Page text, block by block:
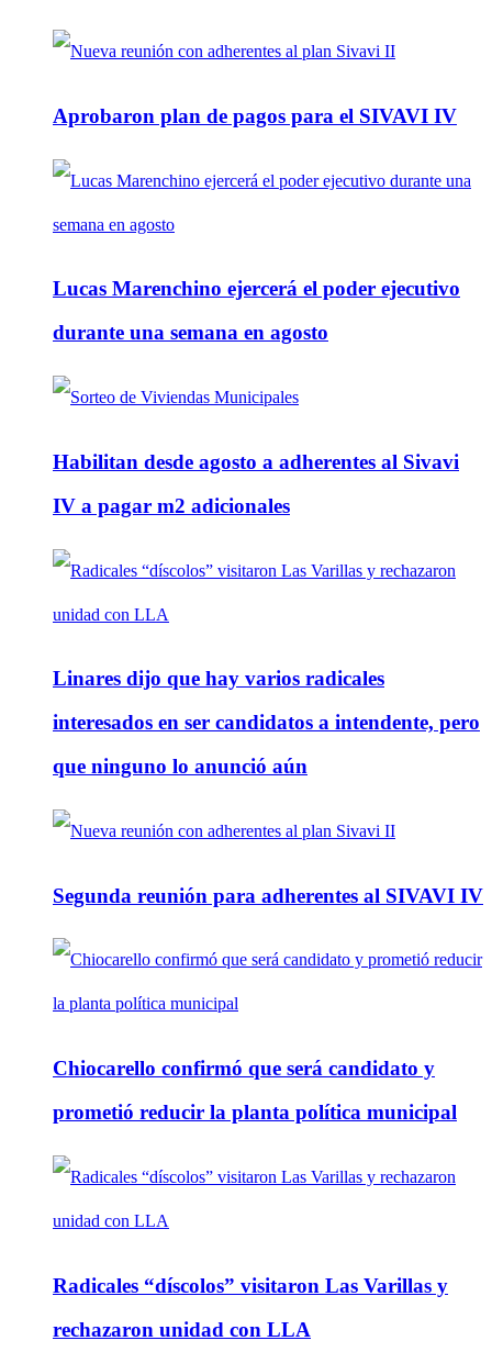
Aprobaron plan de pagos para el SIVAVI IV
Lucas Marenchino ejercerá el poder ejecutivo
durante una semana en agosto
Habilitan desde agosto a adherentes al Sivavi
IV a pagar m2 adicionales
Linares dijo que hay varios radicales
interesados en ser candidatos a intendente, pero
que ninguno lo anunció aún
Segunda reunión para adherentes al SIVAVI IV
Chiocarello confirmó que será candidato y
prometió reducir la planta política municipal
Radicales “díscolos” visitaron Las Varillas y
rechazaron unidad con LLA